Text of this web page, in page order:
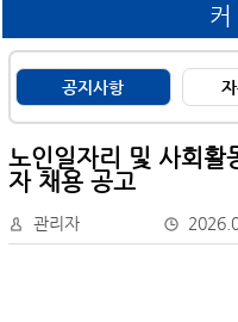
공지사항
노인일자리 및 사회활
자 채용 공고
관리자